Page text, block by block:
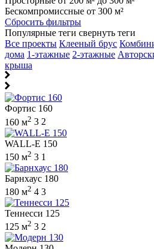
Бескомпромиссные от 300 м²
Сбросить фильтры
Популярные теги свернуть теги
Все проекты Клееный брус
дома 1-этажные 2-этажные
крыша
Фортис 160
160 м2 3 2
WALL-E 150
150 м2 3 1
Барнхаус 180
180 м2 4 3
Теннесси 125
125 м2 3 2